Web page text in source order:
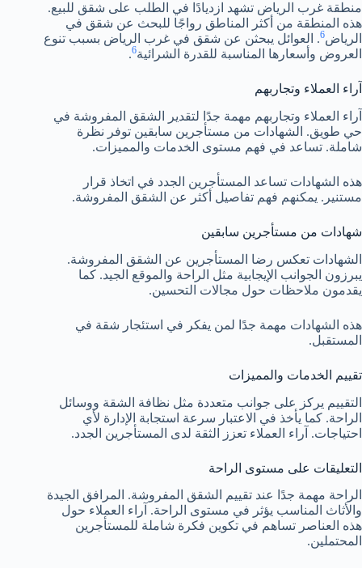
منطقة غرب الرياض تشهد ازديادًا في الطلب على شقق للبيع.
هذه المنطقة من أكثر المناطق رواجًا للبحث عن شقق في
الرياض6. العوائل يبحثن عن شقق في غرب الرياض بسبب تنوع
العروض وأسعارها المناسبة للقدرة الشرائية6
.
آراء العملاء وتجاربهم
آراء العملاء وتجاربهم مهمة جدًا لتقدير الشقق المفروشة في
حي طويق. الشهادات من مستأجرين سابقين توفر نظرة
شاملة. تساعد في فهم مستوى الخدمات والمميزات.
هذه الشهادات تساعد المستأجرين الجدد في اتخاذ قرار
مستنير. يمكنهم فهم تفاصيل أكثر عن الشقق المفروشة.
شهادات من مستأجرين سابقين
الشهادات تعكس رضا المستأجرين عن الشقق المفروشة.
يبرزون الجوانب الإيجابية مثل الراحة والموقع الجيد. كما
يقدمون ملاحظات حول مجالات التحسين.
هذه الشهادات مهمة جدًا لمن يفكر في استئجار شقة في
المستقبل.
تقييم الخدمات والمميزات
التقييم يركز على جوانب متعددة مثل نظافة الشقة ووسائل
الراحة. كما يأخذ في الاعتبار سرعة استجابة الإدارة لأي
احتياجات. آراء العملاء تعزز الثقة لدى المستأجرين الجدد.
التعليقات على مستوى الراحة
الراحة مهمة جدًا عند تقييم الشقق المفروشة. المرافق الجيدة
والأثاث المناسب يؤثر في مستوى الراحة. آراء العملاء حول
هذه العناصر تساهم في تكوين فكرة شاملة للمستأجرين
المحتملين.